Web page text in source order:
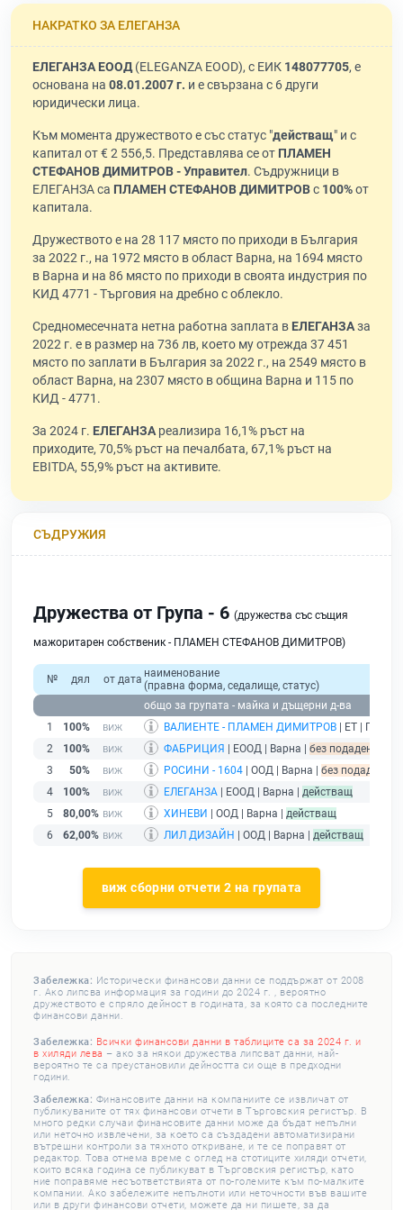
НАКРАТКО ЗА ЕЛЕГАНЗА
ЕЛЕГАНЗА ЕООД(ELEGANZA EOOD), с ЕИК 148077705, е
основана на 08.01.2007 г. и е свързана с 6 други
юридически лица.
Към момента дружеството е със статус "действащ" и с
капитал от € 2 556,5. Представлява се от ПЛАМЕН
СТЕФАНОВ ДИМИТРОВ - Управител. Съдружници в
ЕЛЕГАНЗА са ПЛАМЕН СТЕФАНОВ ДИМИТРОВс 100%от
капитала.
Дружеството е на 28 117 място по приходи в България
за 2022 г., на 1972 място в област Варна, на 1694 място
в Варна и на 86 място по приходи в своята индустрия по
КИД 4771 - Търговия на дребно с облекло.
Средномесечната нетна работна заплата в ЕЛЕГАНЗАза
2022 г. е в размер на 736 лв, което му отрежда 37 451
място по заплати в България за 2022 г., на 2549 място в
област Варна, на 2307 място в община Варна и 115 по
КИД - 4771.
За 2024 г. ЕЛЕГАНЗАреализира 16,1% ръст на
приходите, 70,5% ръст на печалбата, 67,1% ръст на
EBITDA, 55,9% ръст на активите.
СЪДРУЖИЯ
Дружества от Група - 6 (дружества със същия
мажоритарен собственик - ПЛАМЕН СТЕФАНОВ ДИМИТРОВ)
№ дял от дата наименование
(правна форма, седалище, статус)
общо за групата - майка и дъщерни д-ва
1
100% ВАЛИЕНТЕ - ПЛАМЕН ДИМИТРОВ | ЕТ |
2
100% ФАБРИЦИЯ | ЕООД | Варна | без подаден
3
50% РОСИНИ - 1604 | ООД | Варна | без подаден
4
100% ЕЛЕГАНЗА | ЕООД | Варна | действащ
5
80,00% ХИНЕВИ | ООД | Варна | действащ
6
62,00% ЛИЛ ДИЗАЙН | ООД | Варна | действащ
виж сборни отчети 2 на групата
Забележка: Исторически финансови данни се поддържат от 2008
г. Ако липсва информация за години до 2024 г. , вероятно
дружеството е спряло дейност в годината, за която са последните
финансови данни.
Забележка: Всички финансови данни в таблиците са за 2024 г. и
в хиляди лева – ако за някои дружества липсват данни, най-
вероятно те са преустановили дейността си още в предходни
години.
Забележка: Финансовите данни на компаниите се извличат от
публикуваните от тях финансови отчети в Търговския регистър. В
много редки случаи финансовите данни може да бъдат непълни
или неточно извлечени, за което са създадени автоматизирани
вътрешни контроли за тяхното откриване, и те се поправят от
редактор. Това отнема време с оглед на стотиците хиляди отчети,
които всяка година се публикуват в Търговския регистър, като
ние поправяме несъответствията от по-големите към по-малките
компании. Ако забележите непълноти или неточности във вашите
или в други финансови отчети, можете да ни пишете, за да